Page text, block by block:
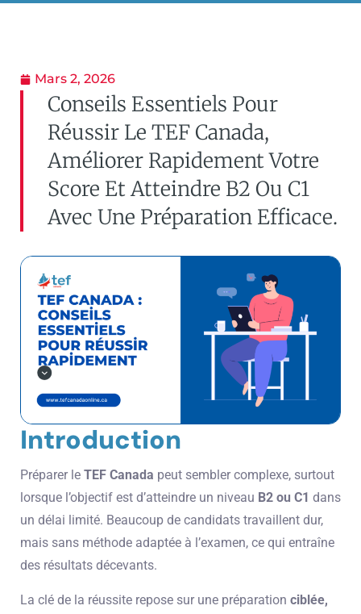
Mars 2, 2026
Conseils Essentiels Pour
Réussir Le TEF Canada,
Améliorer Rapidement Votre
Score Et Atteindre B2 Ou C1
Avec Une Préparation Efficace.
Introduction
Préparer le TEF Canada peut sembler complexe, surtout
lorsque l’objectif est d’atteindre un niveau B2 ou C1 dans
un délai limité. Beaucoup de candidats travaillent dur,
mais sans méthode adaptée à l’examen, ce qui entraîne
des résultats décevants.
La clé de la réussite repose sur une préparation ciblée,